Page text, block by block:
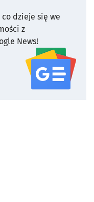
dzieje się we
z
News!
serwisu